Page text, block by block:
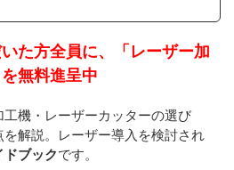
た方全員に、「レーザー加
無料進呈中
機・レーザーカッターの選び
解説。レーザー導入を検討され
ドブックです。